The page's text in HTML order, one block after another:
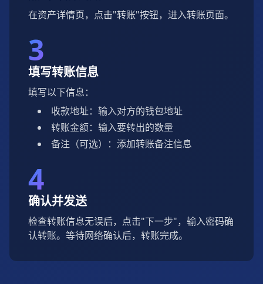
在资产详情页，点击"转账"按钮，进入转账页面。
3
填写转账信息
填写以下信息：
收款地址：输入对方的钱包地址
转账金额：输入要转出的数量
备注（可选）：添加转账备注信息
4
确认并发送
检查转账信息无误后，点击"下一步"，输入密码确
认转账。等待网络确认后，转账完成。